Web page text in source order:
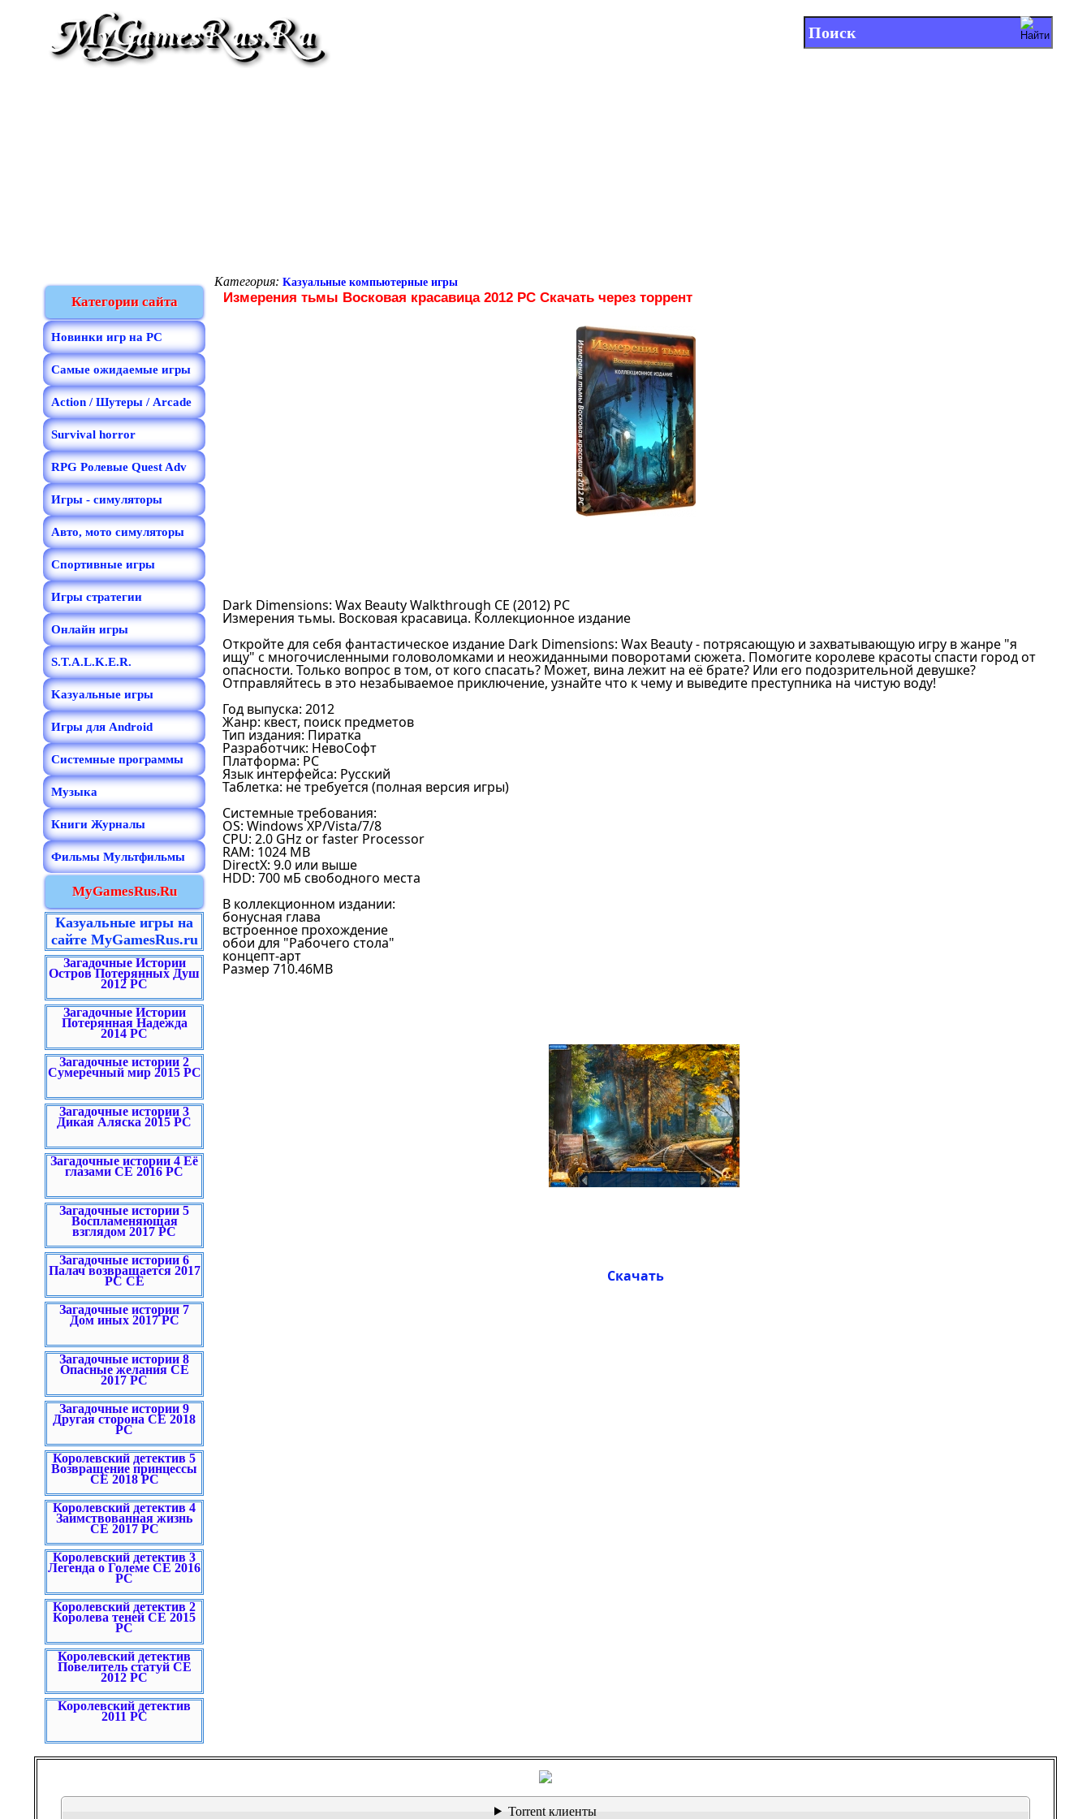
Категории сайта
Новинки игр на PC
Самые ожидаемые игры
Action / Шутеры / Arcade
Survival horror
RPG Ролевые Quest Adv
Игры - симуляторы
Авто, мото симуляторы
Спортивные игры
Игры стратегии
Онлайн игры
S.T.A.L.K.E.R.
Kазуальные игры
Игры для Android
Системные программы
Музыка
Книги Журналы
Фильмы Мультфильмы
MyGamesRus.Ru
Казуальные игры на
сайте MyGamesRus.ru
Загадочные Истории
Остров Потерянных Душ
2012 PC
Загадочные Истории
Потерянная Надежда
2014 PC
Загадочные истории 2
Сумеречный мир 2015 PC
Загадочные истории 3
Дикая Аляска 2015 PC
Загадочные истории 4 Её
глазами CE 2016 PC
Загадочные истории 5
Воспламеняющая
взглядом 2017 PC
Загадочные истории 6
Палач возвращается 2017
PC CE
Загадочные истории 7
Дом иных 2017 PC
Загадочные истории 8
Опасные желания CE
2017 PC
Загадочные истории 9
Другая сторона CE 2018
PC
Королевский детектив 5
Возвращение принцессы
CE 2018 PC
Королевский детектив 4
Заимствованная жизнь
CE 2017 PC
Королевский детектив 3
Легенда о Големе CE 2016
PC
Королевский детектив 2
Королева теней CE 2015
PC
Королевский детектив
Повелитель статуй СЕ
2012 PC
Королевский детектив
2011 PC
Категория: Kазуальные компьютерные игры
Измерения тьмы Восковая красавица 2012 PC Скачать через торрент
Dark Dimensions: Wax Beauty Walkthrough CE (2012) PC
Измерения тьмы. Восковая красавица. Коллекционное издание
Откройте для себя фантастическое издание Dark Dimensions: Wax Beauty - потрясающую и захватывающую игру в жанре "я
ищу" с многочисленными головоломками и неожиданными поворотами сюжета. Помогите королеве красоты спасти город от
опасности. Только вопрос в том, от кого спасать? Может, вина лежит на её брате? Или его подозрительной девушке?
Отправляйтесь в это незабываемое приключение, узнайте что к чему и выведите преступника на чистую воду!
Год выпуска: 2012
Жанр: квест, поиск предметов
Тип издания: Пиратка
Разработчик: НевоСофт
Платформа: PC
Язык интерфейса: Русский
Таблетка: не требуется (полная версия игры)
Системные требования:
OS: Windows XP/Vista/7/8
CPU: 2.0 GHz or faster Processor
RAM: 1024 MB
DirectX: 9.0 или выше
HDD: 700 мБ свободного места
В коллекционном издании:
бонусная глава
встроенное прохождение
обои для "Рабочего стола"
концепт-арт
Размер 710.46MB
Скачать
Torrent клиенты